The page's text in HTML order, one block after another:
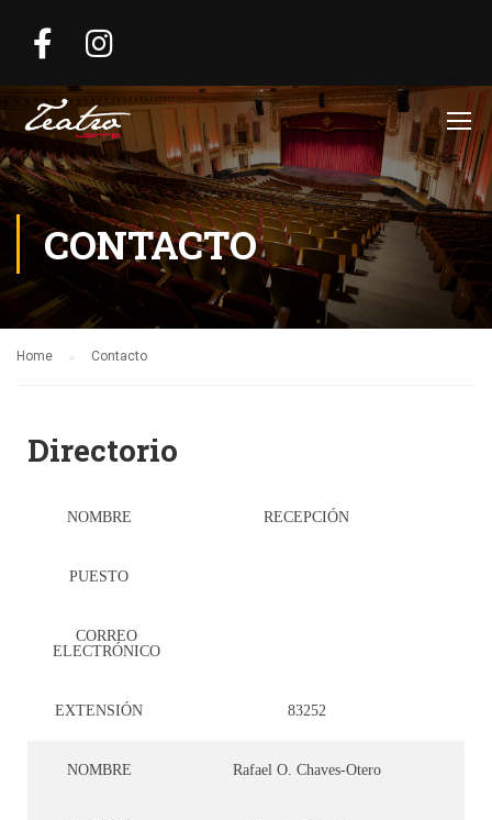
CONTACTO
Home Contacto
Directorio
NOMBRE RECEPCIÓN
PUESTO
CORREO
ELECTRÓNICO
EXTENSIÓN 83252
NOMBRE Rafael O. Chaves-Otero